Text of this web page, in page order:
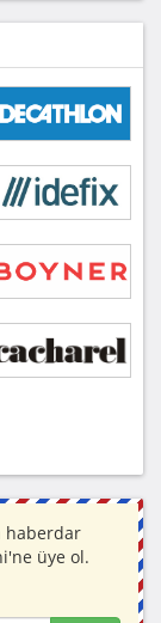
haberdar
üye ol.